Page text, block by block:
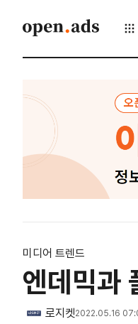
미디어 트렌드
엔데믹과
로지켓2022.05.16